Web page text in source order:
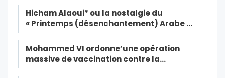
Hicham Alaoui* ou la nostalgie du
« Printemps (désenchantement) Arabe …
Mohammed VI ordonne’une opération
massive de vaccination contre la…